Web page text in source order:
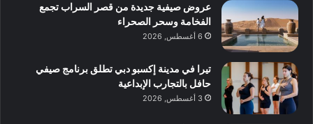
عروض صيفية جديدة من قصر السراب تجمع
الفخامة وسحر الصحراء
6 أغسطس, 2026
تيرا في مدينة إكسبو دبي تطلق برنامج صيفي
حافل بالتجارب الإبداعية
3 أغسطس, 2026